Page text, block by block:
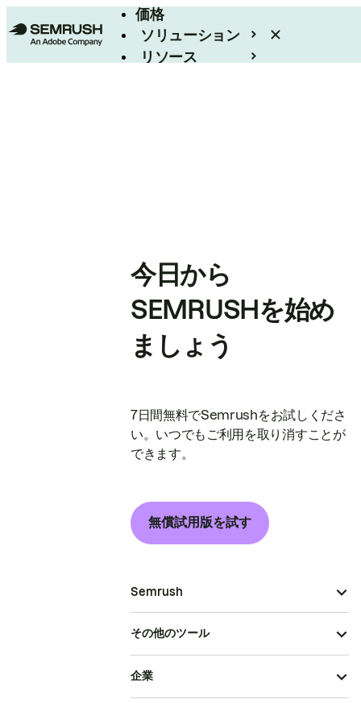
価格
ソリューション
リソース
今日から
SEMRUSHを始め
ましょう
7日間無料でSemrushをお試しくださ
い。いつでもご利用を取り消すことが
できます。
無償試用版を試す
Semrush
その他のツール
企業